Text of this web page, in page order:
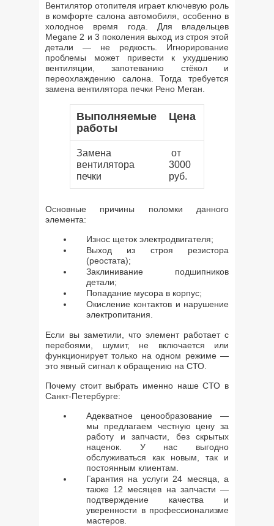
Вентилятор отопителя играет ключевую роль
в комфорте салона автомобиля, особенно в
холодное время года. Для владельцев
Megane 2 и 3 поколения выход из строя этой
детали — не редкость. Игнорирование
проблемы может привести к ухудшению
вентиляции, запотеванию стёкол и
переохлаждению салона. Тогда требуется
замена вентилятора печки Рено Меган.
Выполняемые
работы
Цена
Замена
вентилятора
печки
от
3000
руб.
Основные причины поломки данного
элемента:
Износ щеток электродвигателя;
Выход из строя резистора
(реостата);
Заклинивание подшипников
детали;
Попадание мусора в корпус;
Окисление контактов и нарушение
электропитания.
Если вы заметили, что элемент работает с
перебоями, шумит, не включается или
функционирует только на одном режиме —
это явный сигнал к обращению на СТО.
Почему стоит выбрать именно наше СТО в
Санкт-Петербурге:
Адекватное ценообразование —
мы предлагаем честную цену за
работу и запчасти, без скрытых
наценок. У нас выгодно
обслуживаться как новым, так и
постоянным клиентам.
Гарантия на услуги 24 месяца, а
также 12 месяцев на запчасти —
подтверждение качества и
уверенности в профессионализме
мастеров.